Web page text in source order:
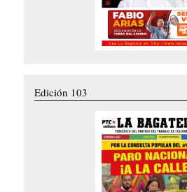
Edición 103